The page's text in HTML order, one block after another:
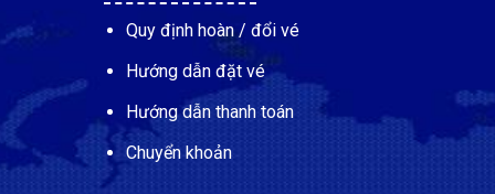
Quy định hoàn / đổi vé
Hướng dẫn đặt vé
Hướng dẫn thanh toán
Chuyển khoản